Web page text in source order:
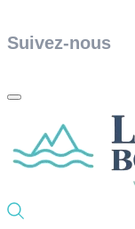
Suivez-nous